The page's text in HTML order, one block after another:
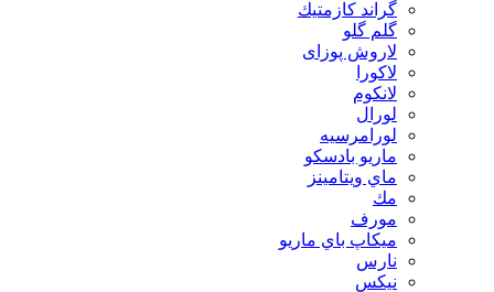
گراند كازمتيك
گلم گلو
لاروش پوزای
لاكورا
لانكوم
لورال
لورامرسيه
ماريو بادسكو
ماي ويتامينز
مك
مورف
ميكاپ باي ماريو
نارس
نيكس